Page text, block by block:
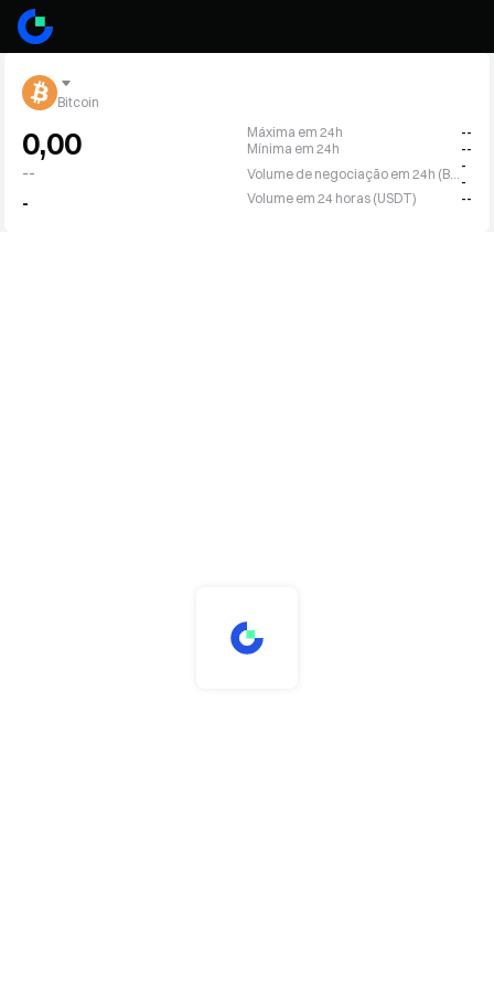
Bitcoin
0,00
--
-
Máxima em 24h
--
Mínima em 24h
--
-
-
Volume em 24 horas (USDT)
--